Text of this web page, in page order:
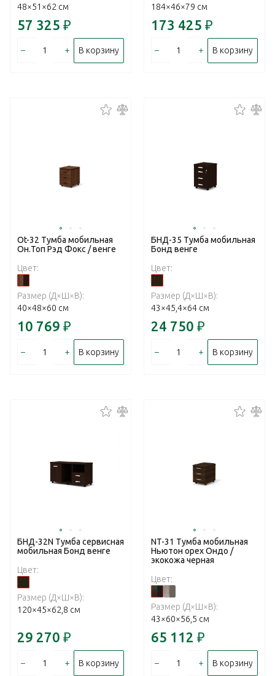
48×51×62 см
57 325 ₽
– + В корзину
184×46×79 см
173 425 ₽
– + В корзину
Ot-32 Тумба мобильная
Он.Топ Рэд Фокс / венге
Цвет:
Размер (Д×Ш×В):
40×48×60 см
10 769 ₽
– + В корзину
БНД-35 Тумба мобильная
Бонд венге
Цвет:
Размер (Д×Ш×В):
43×45,4×64 см
24 750 ₽
– + В корзину
БНД-32N Тумба сервисная
мобильная Бонд венге
Цвет:
Размер (Д×Ш×В):
120×45×62,8 см
29 270 ₽
– + В корзину
NT-31 Тумба мобильная
Ньютон орех Ондо /
экокожа черная
Цвет:
Размер (Д×Ш×В):
43×60×56,5 см
65 112 ₽
– + В корзину